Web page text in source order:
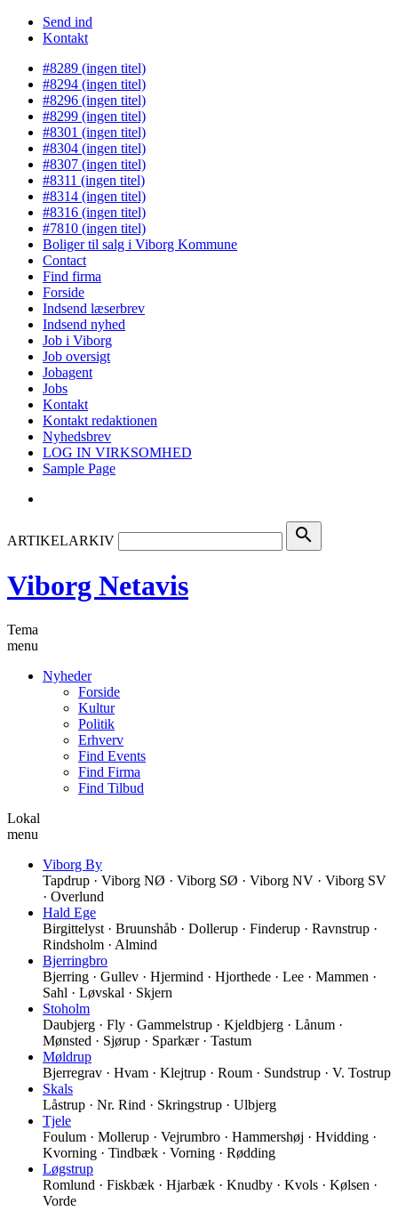
Send ind
Kontakt
#8289 (ingen titel)
#8294 (ingen titel)
#8296 (ingen titel)
#8299 (ingen titel)
#8301 (ingen titel)
#8304 (ingen titel)
#8307 (ingen titel)
#8311 (ingen titel)
#8314 (ingen titel)
#8316 (ingen titel)
#7810 (ingen titel)
Boliger til salg i Viborg Kommune
Contact
Find firma
Forside
Indsend læserbrev
Indsend nyhed
Job i Viborg
Job oversigt
Jobagent
Jobs
Kontakt
Kontakt redaktionen
Nyhedsbrev
LOG IN VIRKSOMHED
Sample Page
ARTIKELARKIV search
Viborg Netavis
Tema
menu
Nyheder
Forside
Kultur
Politik
Erhverv
Find Events
Find Firma
Find Tilbud
Lokal
menu
Viborg By
Tapdrup · Viborg NØ · Viborg SØ · Viborg NV · Viborg SV
· Overlund
Hald Ege
Birgittelyst · Bruunshåb · Dollerup · Finderup · Ravnstrup ·
Rindsholm · Almind
Bjerringbro
Bjerring · Gullev · Hjermind · Hjorthede · Lee · Mammen ·
Sahl · Løvskal · Skjern
Stoholm
Daubjerg · Fly · Gammelstrup · Kjeldbjerg · Lånum ·
Mønsted · Sjørup · Sparkær · Tastum
Møldrup
Bjerregrav · Hvam · Klejtrup · Roum · Sundstrup · V. Tostrup
Skals
Låstrup · Nr. Rind · Skringstrup · Ulbjerg
Tjele
Foulum · Mollerup · Vejrumbro · Hammershøj · Hvidding ·
Kvorning · Tindbæk · Vorning · Rødding
Løgstrup
Romlund · Fiskbæk · Hjarbæk · Knudby · Kvols · Kølsen ·
Vorde